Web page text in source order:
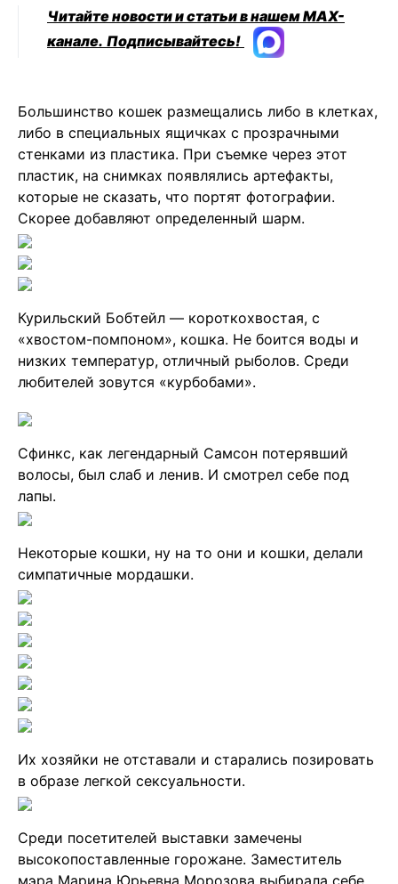
Читайте новости и статьи в нашем MAX-
канале. Подписывайтесь!
Большинство кошек размещались либо в клетках,
либо в специальных ящичках с прозрачными
стенками из пластика. При съемке через этот
пластик, на снимках появлялись артефакты,
которые не сказать, что портят фотографии.
Скорее добавляют определенный шарм.
Курильский Бобтейл — короткохвостая, с
«хвостом-помпоном», кошка. Не боится воды и
низких температур, отличный рыболов. Среди
любителей зовутся «курбобами».
Сфинкс, как легендарный Самсон потерявший
волосы, был слаб и ленив. И смотрел себе под
лапы.
Некоторые кошки, ну на то они и кошки, делали
симпатичные мордашки.
Их хозяйки не отставали и старались позировать
в образе легкой сексуальности.
Среди посетителей выставки замечены
высокопоставленные горожане. Заместитель
мэра Марина Юрьевна Морозова выбирала себе